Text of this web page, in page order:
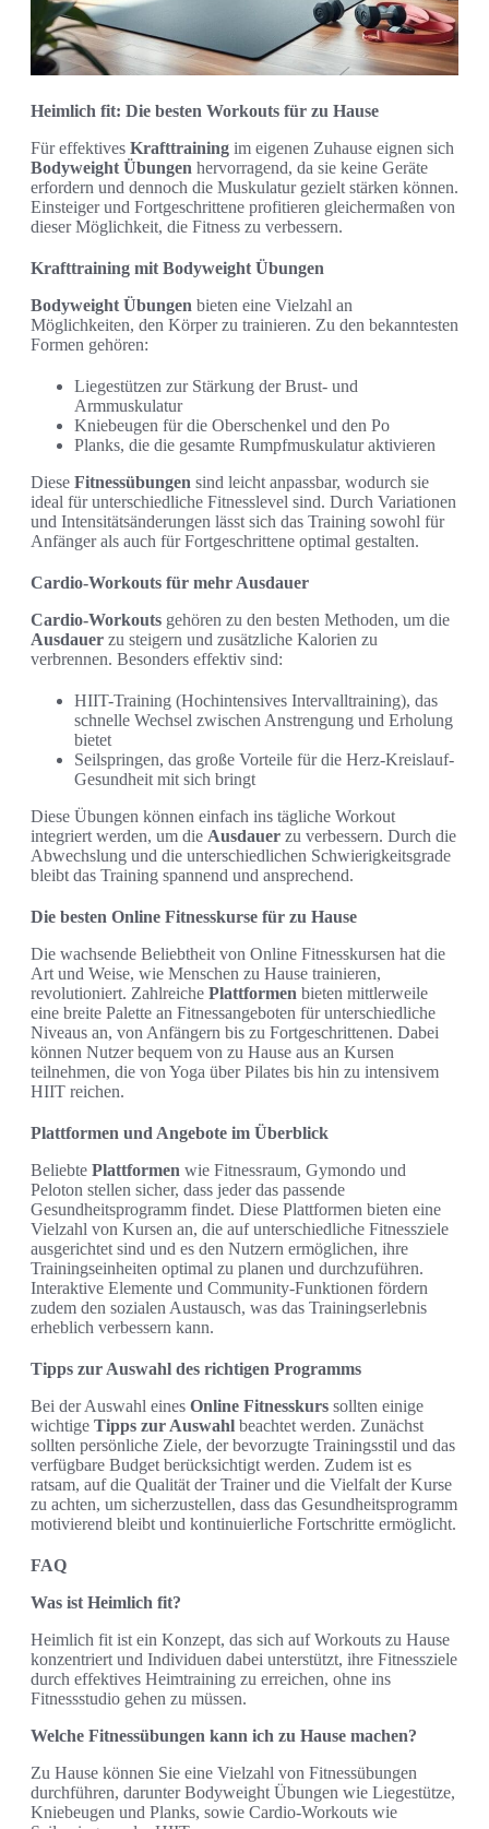
Heimlich fit: Die besten Workouts für zu Hause
Für effektives Krafttraining im eigenen Zuhause eignen sich
Bodyweight Übungen hervorragend, da sie keine Geräte
erfordern und dennoch die Muskulatur gezielt stärken können.
Einsteiger und Fortgeschrittene profitieren gleichermaßen von
dieser Möglichkeit, die Fitness zu verbessern.
Krafttraining mit Bodyweight Übungen
Bodyweight Übungen bieten eine Vielzahl an
Möglichkeiten, den Körper zu trainieren. Zu den bekanntesten
Formen gehören:
Liegestützen zur Stärkung der Brust- und
Armmuskulatur
Kniebeugen für die Oberschenkel und den Po
Planks, die die gesamte Rumpfmuskulatur aktivieren
Diese Fitnessübungen sind leicht anpassbar, wodurch sie
ideal für unterschiedliche Fitnesslevel sind. Durch Variationen
und Intensitätsänderungen lässt sich das Training sowohl für
Anfänger als auch für Fortgeschrittene optimal gestalten.
Cardio-Workouts für mehr Ausdauer
Cardio-Workouts gehören zu den besten Methoden, um die
Ausdauer zu steigern und zusätzliche Kalorien zu
verbrennen. Besonders effektiv sind:
HIIT-Training (Hochintensives Intervalltraining), das
schnelle Wechsel zwischen Anstrengung und Erholung
bietet
Seilspringen, das große Vorteile für die Herz-Kreislauf-
Gesundheit mit sich bringt
Diese Übungen können einfach ins tägliche Workout
integriert werden, um die Ausdauer zu verbessern. Durch die
Abwechslung und die unterschiedlichen Schwierigkeitsgrade
bleibt das Training spannend und ansprechend.
Die besten Online Fitnesskurse für zu Hause
Die wachsende Beliebtheit von Online Fitnesskursen hat die
Art und Weise, wie Menschen zu Hause trainieren,
revolutioniert. Zahlreiche Plattformen bieten mittlerweile
eine breite Palette an Fitnessangeboten für unterschiedliche
Niveaus an, von Anfängern bis zu Fortgeschrittenen. Dabei
können Nutzer bequem von zu Hause aus an Kursen
teilnehmen, die von Yoga über Pilates bis hin zu intensivem
HIIT reichen.
Plattformen und Angebote im Überblick
Beliebte Plattformen wie Fitnessraum, Gymondo und
Peloton stellen sicher, dass jeder das passende
Gesundheitsprogramm findet. Diese Plattformen bieten eine
Vielzahl von Kursen an, die auf unterschiedliche Fitnessziele
ausgerichtet sind und es den Nutzern ermöglichen, ihre
Trainingseinheiten optimal zu planen und durchzuführen.
Interaktive Elemente und Community-Funktionen fördern
zudem den sozialen Austausch, was das Trainingserlebnis
erheblich verbessern kann.
Tipps zur Auswahl des richtigen Programms
Bei der Auswahl eines Online Fitnesskurs sollten einige
wichtige Tipps zur Auswahl beachtet werden. Zunächst
sollten persönliche Ziele, der bevorzugte Trainingsstil und das
verfügbare Budget berücksichtigt werden. Zudem ist es
ratsam, auf die Qualität der Trainer und die Vielfalt der Kurse
zu achten, um sicherzustellen, dass das Gesundheitsprogramm
motivierend bleibt und kontinuierliche Fortschritte ermöglicht.
FAQ
Was ist Heimlich fit?
Heimlich fit ist ein Konzept, das sich auf Workouts zu Hause
konzentriert und Individuen dabei unterstützt, ihre Fitnessziele
durch effektives Heimtraining zu erreichen, ohne ins
Fitnessstudio gehen zu müssen.
Welche Fitnessübungen kann ich zu Hause machen?
Zu Hause können Sie eine Vielzahl von Fitnessübungen
durchführen, darunter Bodyweight Übungen wie Liegestütze,
Kniebeugen und Planks, sowie Cardio-Workouts wie